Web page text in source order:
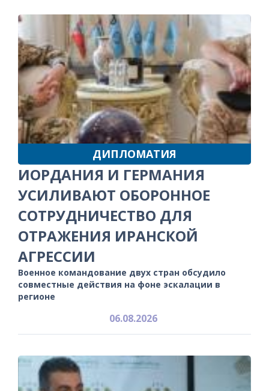
ДИПЛОМАТИЯ
ИОРДАНИЯ И ГЕРМАНИЯ
УСИЛИВАЮТ ОБОРОННОЕ
СОТРУДНИЧЕСТВО ДЛЯ
ОТРАЖЕНИЯ ИРАНСКОЙ
АГРЕССИИ
Военное командование двух стран обсудило
совместные действия на фоне эскалации в
регионе
06.08.2026